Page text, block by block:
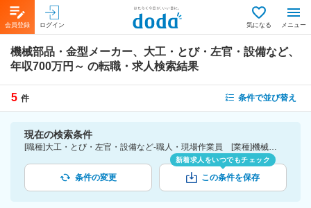
会員登録 ログイン 気になる メニュー
機械部品・金型メーカー、大工・とび・左官・設備など、
年収700万円～ の転職・求人検索結果
5 件 条件で並び替え
現在の検索条件
[職種]大工・とび・左官・設備など-職人・現場作業員 [業種]機械部品・金型メーカー-メーカー（機械・電気）業界 [年収]700万円～
条件の変更
新着求人をいつでもチェック
この条件を保存